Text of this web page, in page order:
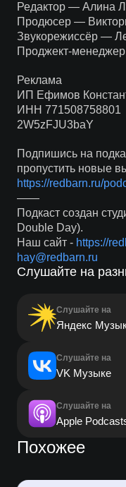
Редактор — Алина
Продюсер —
Звукорежиссёр —
Проджект-
Реклама
ИП Ефимов
ИНН 771508758801
2W5zFJU3baY
Подпишись на
пропустить новые
https://redbarn.ru/
——
Подкаст создан
Double Day).
Наш сайт - https://
hay@redbarn.ru
Слушайте на
Слушайте на
Яндекс
Слушайте на
VK Музыке
Слушайте на
Apple
Похожее